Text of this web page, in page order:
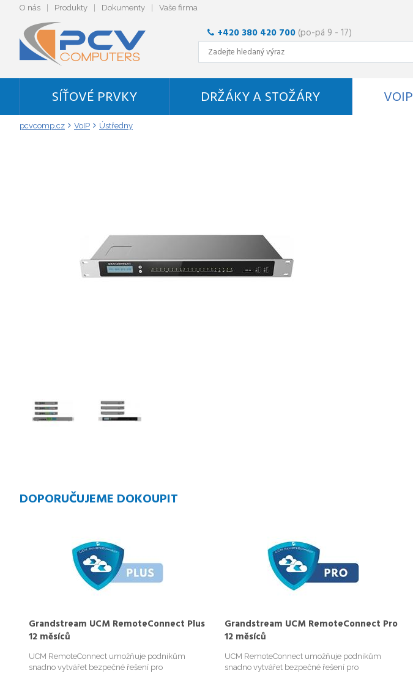
O nás Produkty Dokumenty Vaše firma
+420 380 420 700 (po-pá 9 - 17)
SÍŤOVÉ PRVKY DRŽÁKY A STOŽÁRY VOIP
pcvcomp.cz VoIP Ústředny
DOPORUČUJEME DOKOUPIT
Grandstream UCM RemoteConnect Plus
12 měsíců
UCM RemoteConnect umožňuje podnikům
snadno vytvářet bezpečné řešení pro
Grandstream UCM RemoteConnect Pro
12 měsíců
UCM RemoteConnect umožňuje podnikům
snadno vytvářet bezpečné řešení pro